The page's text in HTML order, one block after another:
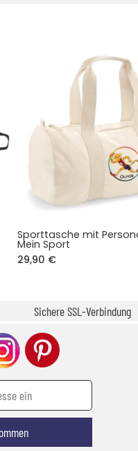
Sporttasche mit
Mein Sport
29,90 €
Sichere SSL-Verbindung